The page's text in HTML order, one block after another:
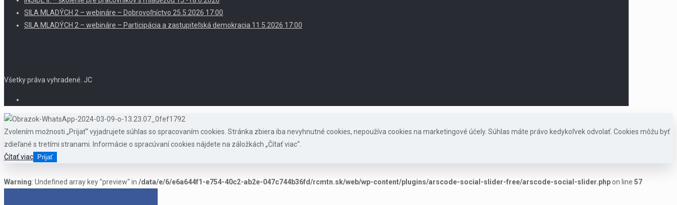
SILA MLADÝCH 2 – webináre – Dobrovoľníctvo 25.5.2026 17:00
SILA MLADÝCH 2 – webináre – Participácia a zastupiteľská demokracia 11.5.2026 17:00
Všetky práva vyhradené. JC
Zvolením možnosti „Prijať“ vyjadrujete súhlas so spracovaním cookies. Stránka zbiera iba nevyhnutné cookies, nepoužíva cookies na marketingové účely. Súhlas máte právo kedykoľvek odvolať. Cookies môžu byť
zdieľané s tretími stranami. Informácie o spracúvaní cookies nájdete na záložkách „Čítať viac“.
Čítať viac
Prijať
Warning: Undefined array key "preview" in /data/e/6/e6a644f1-e754-40c2-ab2e-047c744b36fd/rcmtn.sk/web/wp-content/plugins/arscode-social-slider-free/arscode-social-slider.phpon line 57